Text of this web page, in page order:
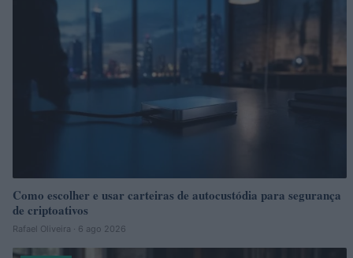
Como escolher e usar carteiras de autocustódia para segurança
de criptoativos
Rafael Oliveira · 6 ago 2026